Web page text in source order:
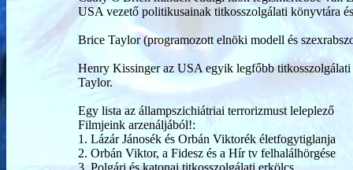
USA vezető politikusainak titkosszolgálati könyvtára
Brice Taylor (programozott elnöki modell és
Henry Kissinger az USA egyik legfőbb
Taylor.
Egy lista az állampszichiátriai terrorizmust leleplező
Filmjeink arzenáljából!:
1. Lázár Jánosék és Orbán Viktorék életfogytiglanja
2. Orbán Viktor, a Fidesz és a Hír tv felhalálhörgése
3. Polgári és katonai titkosszolgálati erkölcs,